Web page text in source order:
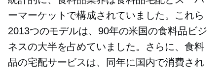
ーマーケットで構成されていました。これら
2013つのモデルは、90年の米国の食料品ビジ
ネスの大半を占めていました。さらに、食料
品の宅配サービスは、同年に国内で消費され